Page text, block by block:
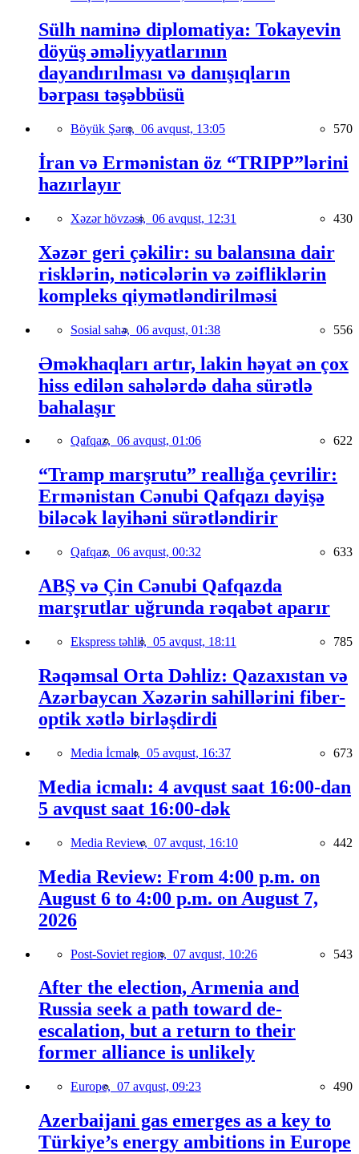
Sülh naminə diplomatiya: Tokayevin
döyüş əməliyyatlarının
dayandırılması və danışıqların
bərpası təşəbbüsü
Böyük Şərq, 06 avqust, 13:05 570
İran və Ermənistan öz “TRIPP”lərini
hazırlayır
Xəzər hövzəsi, 06 avqust, 12:31 430
Xəzər geri çəkilir: su balansına dair
risklərin, nəticələrin və zəifliklərin
kompleks qiymətləndirilməsi
Sosial sahə, 06 avqust, 01:38 556
Əməkhaqları artır, lakin həyat ən çox
hiss edilən sahələrdə daha sürətlə
bahalaşır
Qafqaz, 06 avqust, 01:06 622
“Tramp marşrutu” reallığa çevrilir:
Ermənistan Cənubi Qafqazı dəyişə
biləcək layihəni sürətləndirir
Qafqaz, 06 avqust, 00:32 633
ABŞ və Çin Cənubi Qafqazda
marşrutlar uğrunda rəqabət aparır
Ekspress təhlil, 05 avqust, 18:11 785
Rəqəmsal Orta Dəhliz: Qazaxıstan və
Azərbaycan Xəzərin sahillərini fiber-
optik xətlə birləşdirdi
Media İcmalı, 05 avqust, 16:37 673
Media icmalı: 4 avqust saat 16:00-dan
5 avqust saat 16:00-dək
Media Review, 07 avqust, 16:10 442
Media Review: From 4:00 p.m. on
August 6 to 4:00 p.m. on August 7,
2026
Post-Soviet region, 07 avqust, 10:26 543
After the election, Armenia and
Russia seek a path toward de-
escalation, but a return to their
former alliance is unlikely
Europe, 07 avqust, 09:23 490
Azerbaijani gas emerges as a key to
Türkiye’s energy ambitions in Europe